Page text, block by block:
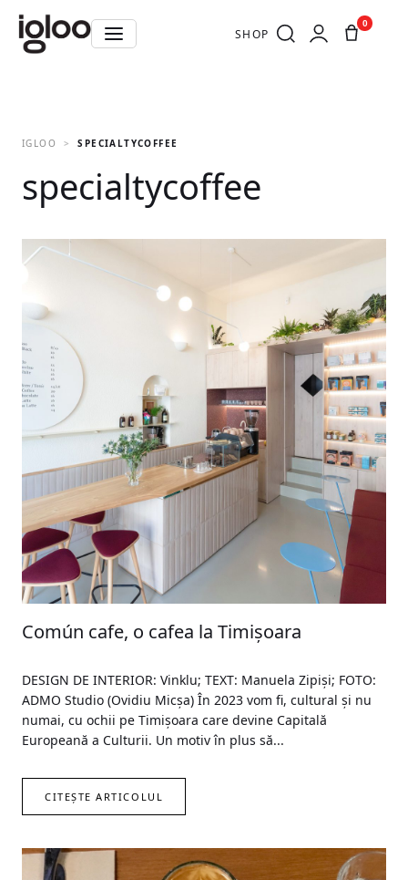
SHOP
0
IGLOO SPECIALTYCOFFEE
specialtycoffee
Común cafe, o cafea la Timișoara
DESIGN DE INTERIOR: Vinklu; TEXT: Manuela Zipiși; FOTO:
ADMO Studio (Ovidiu Micșa) În 2023 vom fi, cultural și nu
numai, cu ochii pe Timișoara care devine Capitală
Europeană a Culturii. Un motiv în plus să...
CITEȘTE ARTICOLUL